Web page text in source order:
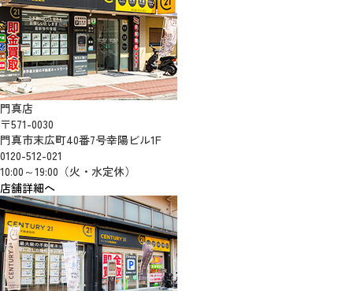
門真店
〒571-0030
門真市末広町40番7号幸陽ビル1F
0120-512-021
10:00～19:00（火・水定休）
店舗詳細へ